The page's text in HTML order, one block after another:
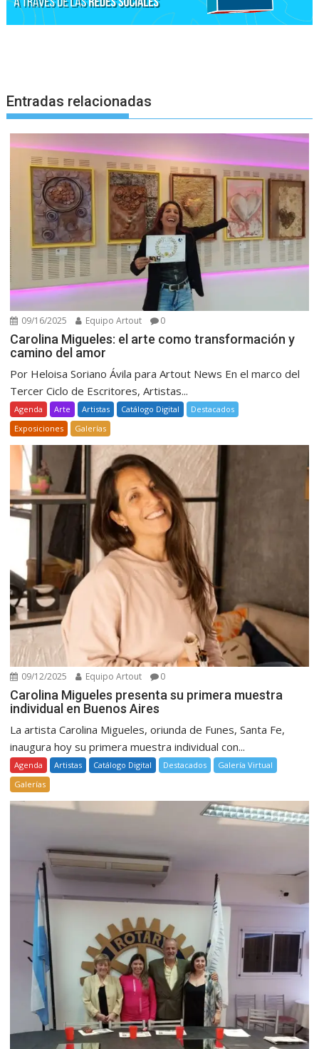
Entradas relacionadas
09/16/2025 Equipo Artout 0
Carolina Migueles: el arte como transformación y
camino del amor
Por Heloisa Soriano Ávila para Artout News En el marco del
Tercer Ciclo de Escritores, Artistas...
Agenda Arte Artistas Catálogo Digital
Destacados
Exposiciones
Galerías
09/12/2025 Equipo Artout 0
Carolina Migueles presenta su primera muestra
individual en Buenos Aires
La artista Carolina Migueles, oriunda de Funes, Santa Fe,
inaugura hoy su primera muestra individual con...
Agenda Artistas Catálogo Digital Destacados
Galería Virtual
Galerías